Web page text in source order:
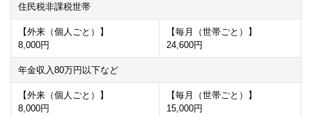
住民税非課税世帯
【外来（個人ごと）】
8,000円
【毎月（世帯ごと）】
24,600円
年金収入 80万円以下など
【外来（個人ごと）】
8,000円
【毎月（世帯ごと）】
15,000円